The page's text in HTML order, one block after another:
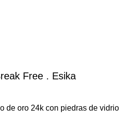
Free . Esika
de oro 24k con piedras de vidrio